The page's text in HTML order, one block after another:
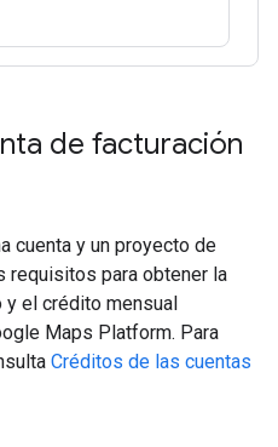
de facturación
cuenta y un proyecto de
requisitos para obtener la
y el crédito mensual
Maps Platform. Para
Créditos de las cuentas